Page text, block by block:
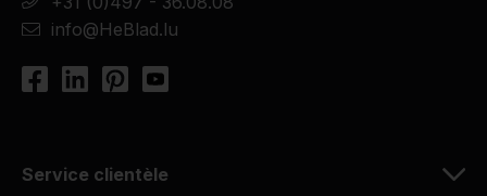
info@HeBlad.lu
Service clientèle